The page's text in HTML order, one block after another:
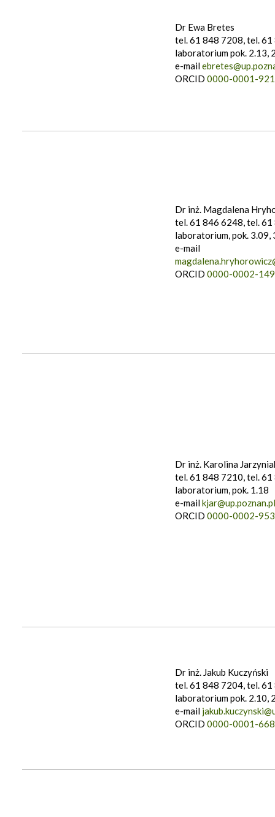
Dr Ewa Bretes
tel. 61 848 7208, tel.
laboratorium pok. 2.13,
e-mail
ORCID 0000-0001-
Dr inż. Magdalena
tel. 61 846 6248, tel.
laboratorium, pok. 3.09,
e-mail
ORCID 0000-0002-
Dr inż. Karolina
tel. 61 848 7210, tel.
laboratorium, pok. 1.18
e-mailkjar@up.poznan.pl
ORCID 0000-0002-
Dr inż. Jakub Kuczyński
tel. 61 848 7204, tel.
laboratorium pok. 2.10,
e-mail
ORCID 0000-0001-